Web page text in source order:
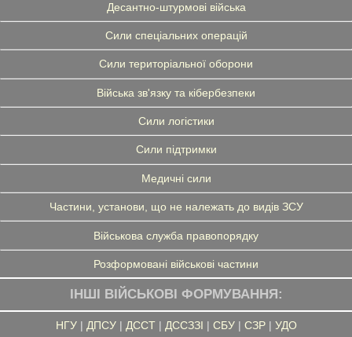
Десантно-штурмові війська
Сили спеціальних операцій
Сили територіальної оборони
Війська зв'язку та кібербезпеки
Сили логістики
Сили підтримки
Медичні сили
Частини, установи, що не належать до видів ЗСУ
Військова служба правопорядку
Розформовані військові частини
ІНШІ ВІЙСЬКОВІ ФОРМУВАННЯ:
НГУ| ДПСУ| ДССТ| ДССЗЗІ | СБУ| СЗР| УДО